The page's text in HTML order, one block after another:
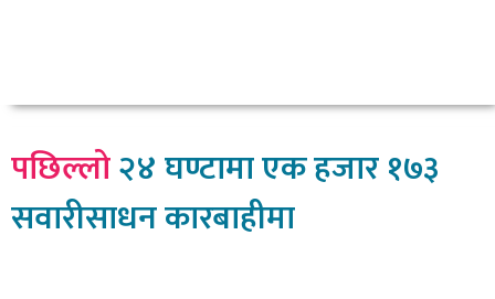
पछिल्लो२४ घण्टामा एक हजार १७३
सवारीसाधन कारबाहीमा